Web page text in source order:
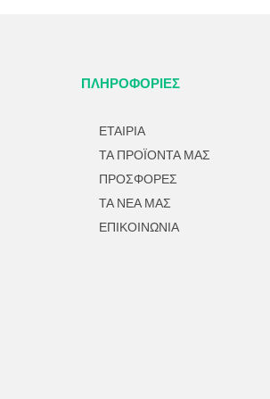
ΠΛΗΡΟΦΟΡΙΕΣ
ΕΤΑΙΡΙΑ
ΤΑ ΠΡΟΪΟΝΤΑ ΜΑΣ
ΠΡΟΣΦΟΡΕΣ
ΤΑ ΝΕΑ ΜΑΣ
ΕΠΙΚΟΙΝΩΝΙΑ